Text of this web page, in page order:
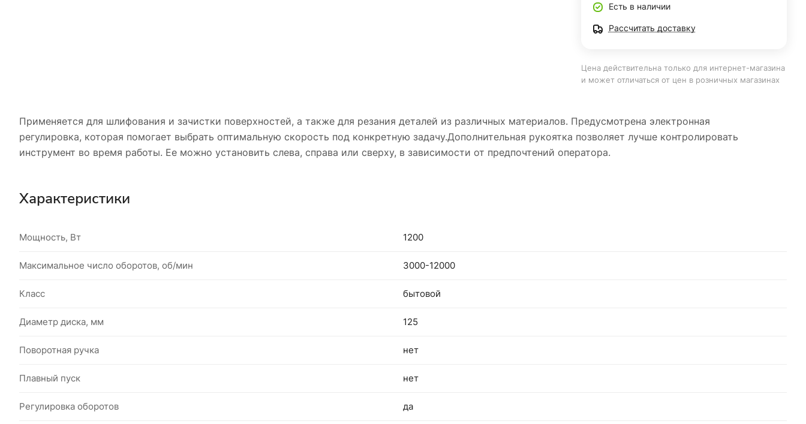
Есть в наличии
Рассчитать доставку
Цена действительна только для интернет-магазина
и может отличаться от цен в розничных магазинах
Применяется для шлифования и зачистки поверхностей, а также для резания деталей из различных материалов. Предусмотрена электронная
регулировка, которая помогает выбрать оптимальную скорость под конкретную задачу.Дополнительная рукоятка позволяет лучше контролировать
инструмент во время работы. Ее можно установить слева, справа или сверху, в зависимости от предпочтений оператора.
Характеристики
Мощность, Вт 1200
Максимальное число оборотов, об/мин 3000-12000
Класс бытовой
Диаметр диска, мм 125
Поворотная ручка нет
Плавный пуск нет
Регулировка оборотов да